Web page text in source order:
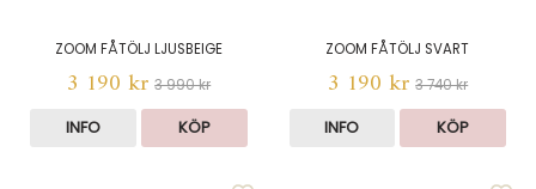
ZOOM FÅTÖLJ LJUSBEIGE
3 190 kr 3 990 kr
INFO KÖP
ZOOM FÅTÖLJ SVART
3 190 kr 3 740 kr
INFO KÖP